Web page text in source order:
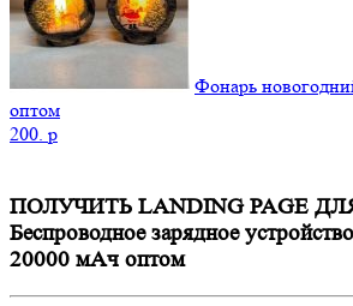
Фонарь
оптом
200. p
ПОЛУЧИТЬ LANDING PAGE
Беспроводное зарядное
20000 мАч оптом